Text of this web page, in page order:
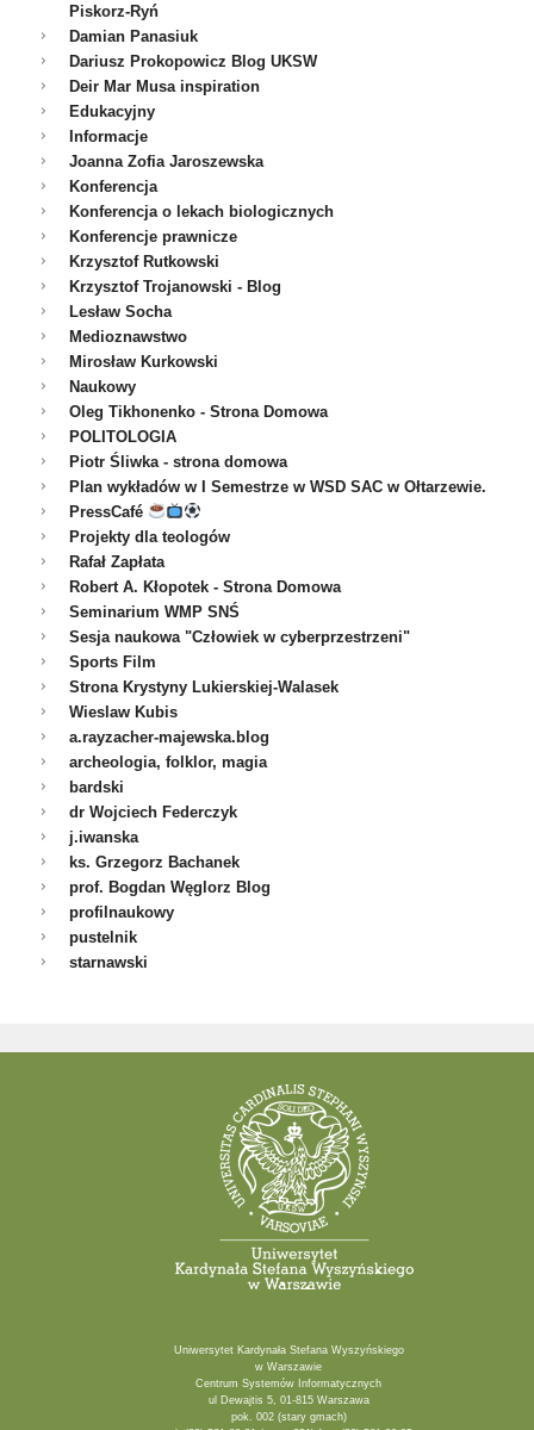
Piskorz-Ryń
Damian Panasiuk
Dariusz Prokopowicz Blog UKSW
Deir Mar Musa inspiration
Edukacyjny
Informacje
Joanna Zofia Jaroszewska
Konferencja
Konferencja o lekach biologicznych
Konferencje prawnicze
Krzysztof Rutkowski
Krzysztof Trojanowski - Blog
Lesław Socha
Medioznawstwo
Mirosław Kurkowski
Naukowy
Oleg Tikhonenko - Strona Domowa
POLITOLOGIA
Piotr Śliwka - strona domowa
Plan wykładów w I Semestrze w WSD SAC w Ołtarzewie.
PressCafé
Projekty dla teologów
Rafał Zapłata
Robert A. Kłopotek - Strona Domowa
Seminarium WMP SNŚ
Sesja naukowa "Człowiek w cyberprzestrzeni"
Sports Film
Strona Krystyny Lukierskiej-Walasek
Wieslaw Kubis
a.rayzacher-majewska.blog
archeologia, folklor, magia
bardski
dr Wojciech Federczyk
j.iwanska
ks. Grzegorz Bachanek
prof. Bogdan Węglorz Blog
profilnaukowy
pustelnik
starnawski
Uniwersytet Kardynała Stefana Wyszyńskiego
w Warszawie
Centrum Systemów Informatycznych
ul Dewajtis 5, 01-815 Warszawa
pok. 002 (stary gmach)